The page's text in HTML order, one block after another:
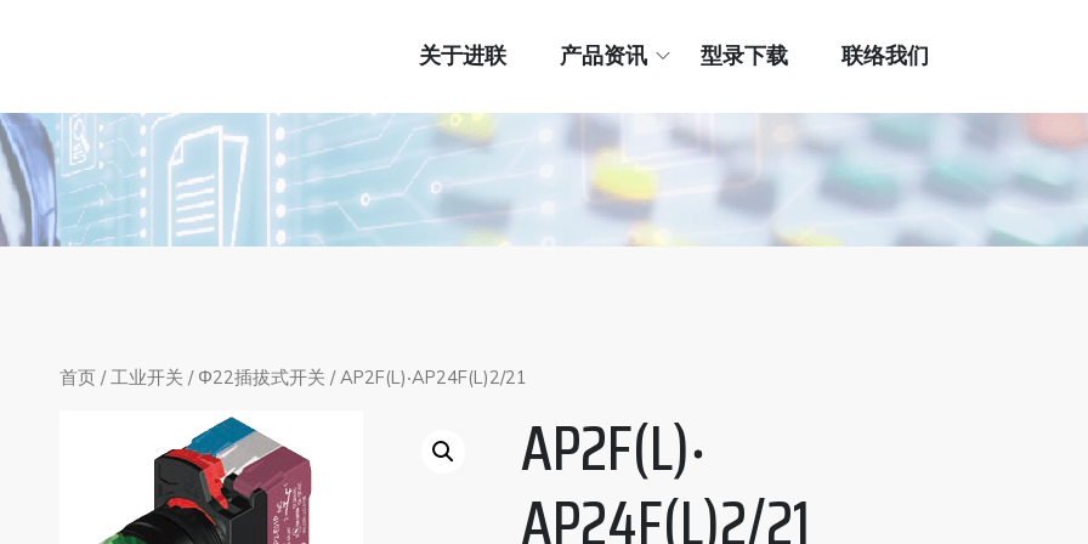
关于进联 产品资讯 型录下载 联络我们
首页 /工业开关 / Φ22插拔式开关 / AP2F(L)‧AP24F(L)2/21
AP2F(L)‧
AP24F(L)2/21